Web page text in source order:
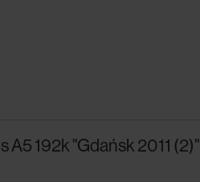
192k "Gdańsk 2011 (2)"